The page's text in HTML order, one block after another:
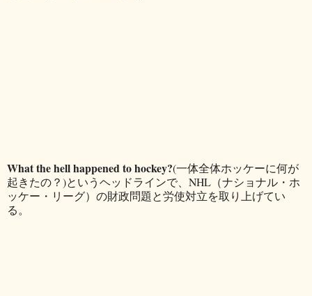
What the hell happened to hockey?(一体全体ホッケーに何が
起きたの？)というヘッドラインで、NHL（ナショナル・ホ
ッケー・リーグ）の財政問題と労使対立を取り上げてい
る。